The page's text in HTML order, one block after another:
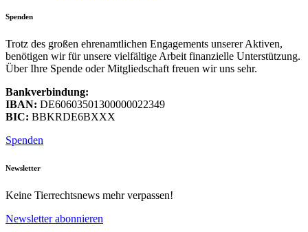
Spenden
Trotz des großen ehrenamtlichen Engagements unserer Aktiven,
benötigen wir für unsere vielfältige Arbeit finanzielle Unterstützung.
Über Ihre Spende oder Mitgliedschaft freuen wir uns sehr.
Bankverbindung:
IBAN: DE60603501300000022349
BIC: BBKRDE6BXXX
Spenden
Newsletter
Keine Tierrechtsnews mehr verpassen!
Newsletter abonnieren